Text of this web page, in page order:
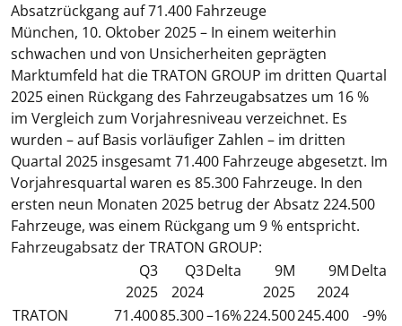
Absatzrückgang auf 71.400 Fahrzeuge
München, 10. Oktober 2025– In einem weiterhin
schwachen und von Unsicherheiten geprägten
Marktumfeld hat die TRATON GROUP im dritten Quartal
2025 einen Rückgang des Fahrzeugabsatzes um 16 %
im Vergleich zum Vorjahresniveau verzeichnet. Es
wurden – auf Basis vorläufiger Zahlen – im dritten
Quartal 2025 insgesamt 71.400 Fahrzeuge abgesetzt. Im
Vorjahresquartal waren es 85.300 Fahrzeuge. In den
ersten neun Monaten 2025 betrug der Absatz 224.500
Fahrzeuge, was einem Rückgang um 9 % entspricht.
Fahrzeugabsatz der TRATON GROUP:
Q3
2025
Q3
2024
Delta
9M
2025
9M
2024
Delta
TRATON
71.40085.300–16%224.500245.400 -9%